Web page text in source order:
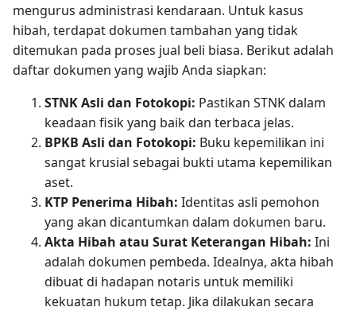
mengurus administrasi kendaraan. Untuk kasus
hibah, terdapat dokumen tambahan yang tidak
ditemukan pada proses jual beli biasa. Berikut adalah
daftar dokumen yang wajib Anda siapkan:
STNK Asli dan Fotokopi: Pastikan STNK dalam
keadaan fisik yang baik dan terbaca jelas.
BPKB Asli dan Fotokopi: Buku kepemilikan ini
sangat krusial sebagai bukti utama kepemilikan
aset.
KTP Penerima Hibah: Identitas asli pemohon
yang akan dicantumkan dalam dokumen baru.
Akta Hibah atau Surat Keterangan Hibah: Ini
adalah dokumen pembeda. Idealnya, akta hibah
dibuat di hadapan notaris untuk memiliki
kekuatan hukum tetap. Jika dilakukan secara